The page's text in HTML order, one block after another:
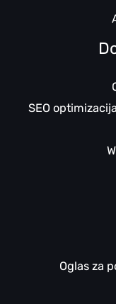
SEO
Oglas za